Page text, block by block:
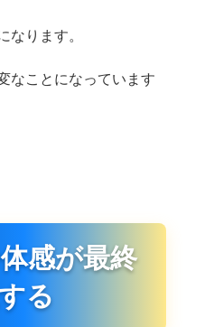
なります。
なことになっています
感が最終
る